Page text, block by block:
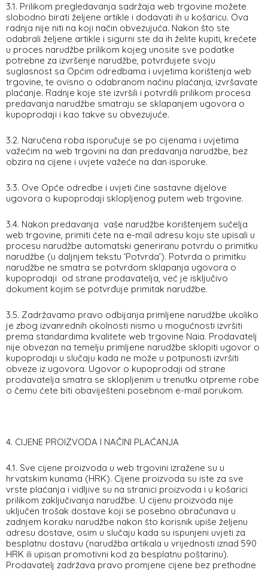
3.1. Prilikom pregledavanja sadržaja web trgovine možete
slobodno birati željene artikle i dodavati ih u košaricu. Ova
radnja nije niti na koji način obvezujuća. Nakon što ste
odabrali željene artikle i sigurni ste da ih želite kupiti, krećete
u proces narudžbe prilikom kojeg unosite sve podatke
potrebne za izvršenje narudžbe, potvrđujete svoju
suglasnost sa Općim odredbama i uvjetima korištenja web
trgovine, te ovisno o odabranom načinu plaćanja, izvršavate
plaćanje. Radnje koje ste izvršili i potvrdili prilikom procesa
predavanja narudžbe smatraju se sklapanjem ugovora o
kupoprodaji i kao takve su obvezujuće.
3.2. Naručena roba isporučuje se po cijenama i uvjetima
važećim na web trgovini na dan predavanja narudžbe, bez
obzira na cijene i uvjete važeće na dan isporuke.
3.3. Ove Opće odredbe i uvjeti čine sastavne dijelove
ugovora o kupoprodaji sklopljenog putem web trgovine.
3.4. Nakon predavanja vaše narudžbe korištenjem sučelja
web trgovine, primiti ćete na e-mail adresu koju ste upisali u
procesu narudžbe automatski generiranu potvrdu o primitku
narudžbe (u daljnjem tekstu ‘Potvrda’). Potvrda o primitku
narudžbe ne smatra se potvrdom sklapanja ugovora o
kupoprodaji od strane prodavatelja, već je isključivo
dokument kojim se potvrđuje primitak narudžbe.
3.5. Zadržavamo pravo odbijanja primljene narudžbe ukoliko
je zbog izvanrednih okolnosti nismo u mogućnosti izvršiti
prema standardima kvalitete web trgovine Naia. Prodavatelj
nije obvezan na temelju primljene narudžbe sklopiti ugovor o
kupoprodaji u slučaju kada ne može u potpunosti izvršiti
obveze iz ugovora. Ugovor o kupoprodaji od strane
prodavatelja smatra se sklopljenim u trenutku otpreme robe
o čemu ćete biti obaviješteni posebnom e-mail porukom.
4. CIJENE PROIZVODA I NAČINI PLAĆANJA
4.1. Sve cijene proizvoda u web trgovini izražene su u
hrvatskim kunama (HRK). Cijene proizvoda su iste za sve
vrste plaćanja i vidljive su na stranici proizvoda i u košarici
prilikom zaključivanja narudžbe. U cijenu proizvoda nije
uključen trošak dostave koji se posebno obračunava u
zadnjem koraku narudžbe nakon što korisnik upiše željenu
adresu dostave, osim u slučaju kada su ispunjeni uvjeti za
besplatnu dostavu (narudžba artikala u vrijednosti iznad 590
HRK ili upisan promotivni kod za besplatnu poštarinu).
Prodavatelj zadržava pravo promjene cijene bez prethodne